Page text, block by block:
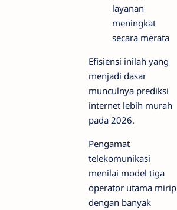
layanan
meningkat
secara merata
Efisiensi inilah yang
menjadi dasar
munculnya prediksi
internet lebih murah
pada 2026.
Pengamat
telekomunikasi
menilai model tiga
operator utama mirip
dengan banyak